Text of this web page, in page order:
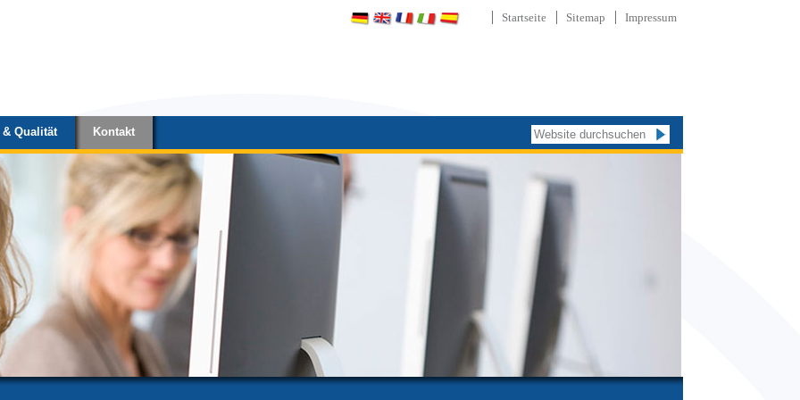
Startseite Sitemap Impressum
Website durchsuchen
Erweiterte
Qualität Kontakt